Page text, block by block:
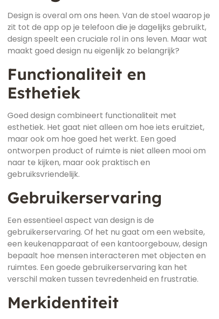
Design is overal om ons heen. Van de stoel waarop je
zit tot de app op je telefoon die je dagelijks gebruikt,
design speelt een cruciale rol in ons leven. Maar wat
maakt goed design nu eigenlijk zo belangrijk?
Functionaliteit en
Esthetiek
Goed design combineert functionaliteit met
esthetiek. Het gaat niet alleen om hoe iets eruitziet,
maar ook om hoe goed het werkt. Een goed
ontworpen product of ruimte is niet alleen mooi om
naar te kijken, maar ook praktisch en
gebruiksvriendelijk.
Gebruikerservaring
Een essentieel aspect van design is de
gebruikerservaring. Of het nu gaat om een website,
een keukenapparaat of een kantoorgebouw, design
bepaalt hoe mensen interacteren met objecten en
ruimtes. Een goede gebruikerservaring kan het
verschil maken tussen tevredenheid en frustratie.
Merkidentiteit